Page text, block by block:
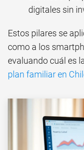
digitales sin
Estos pilares se
como a los
evaluando cuál es
plan familiar en